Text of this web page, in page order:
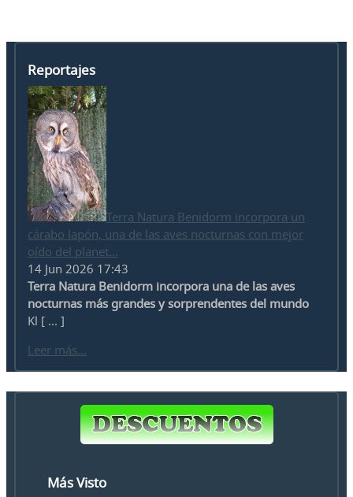
Reportajes
Terra Natura Benidorm incorpora un
cárabo lapón, una de las aves nocturnas con mejor
oído del planet...
14 Jun 2026 17:43
Terra Natura Benidorm incorpora una de las aves
nocturnas más grandes y sorprendentes del mundo
Kl [ ... ]
Leer más...
Más Visto